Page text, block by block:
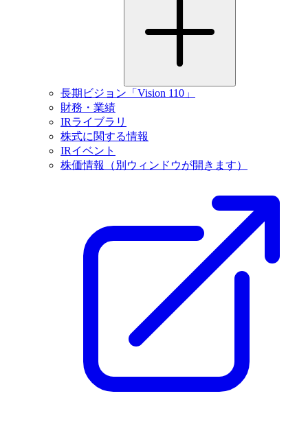
長期ビジョン「Vision 110」
財務・業績
IRライブラリ
株式に関する情報
IRイベント
株価情報
（別ウィンドウが開きます）